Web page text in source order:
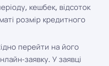
кешбек, відсоток
розмір кредитного
перейти на його
заявку. У заявці